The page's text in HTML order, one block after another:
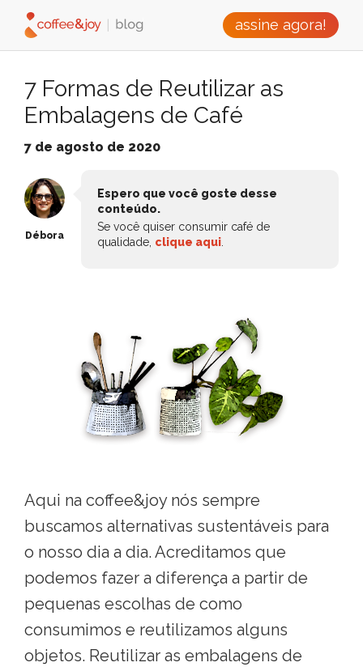
assine agora!
7 Formas de Reutilizar as
Embalagens de Café
7 de agosto de 2020
Débora
Espero que você goste desse
conteúdo.
Se você quiser consumir café de
qualidade, clique aqui
Aqui na coffee&joy nós sempre
buscamos alternativas sustentáveis para
o nosso dia a dia. Acreditamos que
podemos fazer a diferença a partir de
pequenas escolhas de como
consumimos e reutilizamos alguns
objetos. Reutilizar as embalagens de